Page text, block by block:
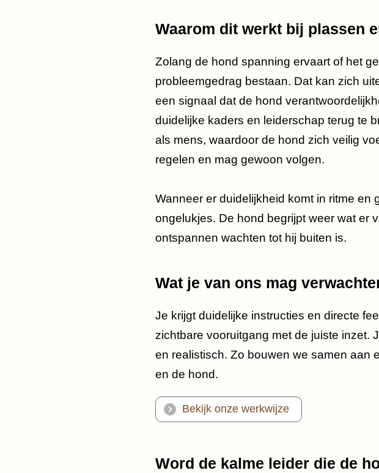
Waarom dit werkt bij plassen
Zolang de hond spanning ervaart of het
probleemgedrag bestaan. Dat kan zich
een signaal dat de hond
duidelijke kaders en leiderschap terug te
als mens, waardoor de hond zich veilig
regelen en mag gewoon volgen.
Wanneer er duidelijkheid komt in ritme
ongelukjes. De hond begrijpt weer wat er
ontspannen wachten tot hij buiten is.
Wat je van ons mag
Je krijgt duidelijke instructies en directe
zichtbare vooruitgang met de juiste inzet.
en realistisch. Zo bouwen we samen aan
en de hond.
Bekijk onze werkwijze
Word de kalme leider die de